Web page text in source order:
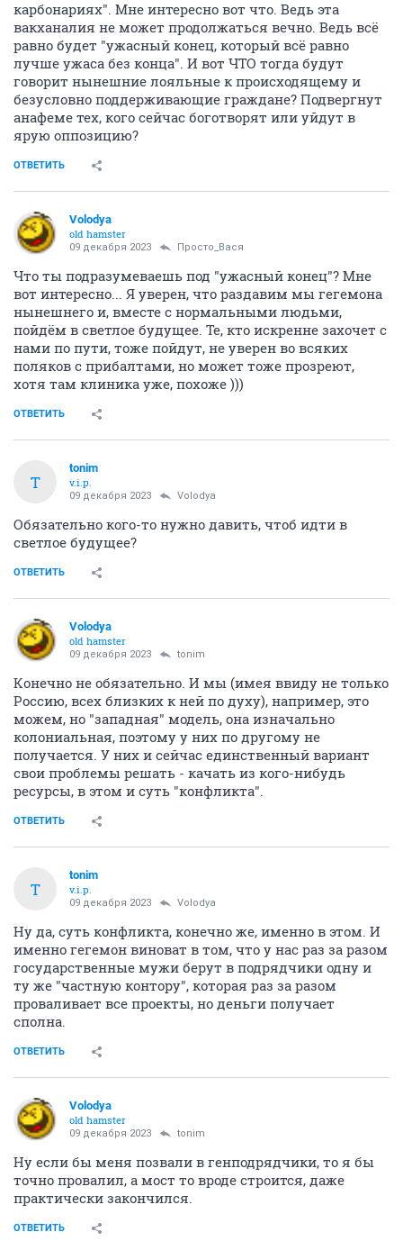
карбонариях". Мне интересно вот что. Ведь эта
вакханалия не может продолжаться вечно. Ведь всё
равно будет "ужасный конец, который всё равно
лучше ужаса без конца". И вот ЧТО тогда будут
говорит нынешние лояльные к происходящему и
безусловно поддерживающие граждане? Подвергнут
анафеме тех, кого сейчас боготворят или уйдут в
ярую оппозицию?
ОТВЕТИТЬ
Volodya
old hamster
09 декабря 2023 Просто_Вася
Что ты подразумеваешь под "ужасный конец"? Мне
вот интересно... Я уверен, что раздавим мы гегемона
нынешнего и, вместе с нормальными людьми,
пойдём в светлое будущее. Те, кто искренне захочет с
нами по пути, тоже пойдут, не уверен во всяких
поляков с прибалтами, но может тоже прозреют,
хотя там клиника уже, похоже )))
ОТВЕТИТЬ
T
tonim
v.i.p.
09 декабря 2023 Volodya
Обязательно кого-то нужно давить, чтоб идти в
светлое будущее?
ОТВЕТИТЬ
Volodya
old hamster
09 декабря 2023 tonim
Конечно не обязательно. И мы (имея ввиду не только
Россию, всех близких к ней по духу), например, это
можем, но "западная" модель, она изначально
колониальная, поэтому у них по другому не
получается. У них и сейчас единственный вариант
свои проблемы решать - качать из кого-нибудь
ресурсы, в этом и суть "конфликта".
ОТВЕТИТЬ
T
tonim
v.i.p.
09 декабря 2023 Volodya
Ну да, суть конфликта, конечно же, именно в этом. И
именно гегемон виноват в том, что у нас раз за разом
государственные мужи берут в подрядчики одну и
ту же "частную контору", которая раз за разом
проваливает все проекты, но деньги получает
сполна.
ОТВЕТИТЬ
Volodya
old hamster
09 декабря 2023 tonim
Ну если бы меня позвали в генподрядчики, то я бы
точно провалил, а мост то вроде строится, даже
практически закончился.
ОТВЕТИТЬ